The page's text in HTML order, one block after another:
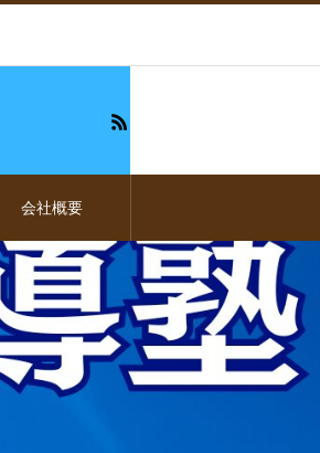
会社概要